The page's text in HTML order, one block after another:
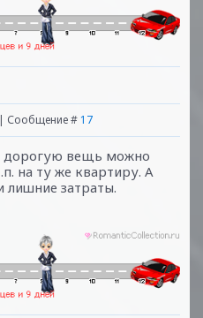
| Сообщение # 17
дорогую вещь можно
на ту же квартиру. А
лишние затраты.